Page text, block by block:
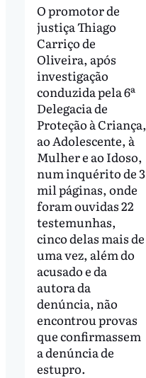
O promotor de
justiça Thiago
Carriço de
Oliveira, após
investigação
conduzida pela 6ª
Delegacia de
Proteção à Criança,
ao Adolescente, à
Mulher e ao Idoso,
num inquérito de 3
mil páginas, onde
foram ouvidas 22
testemunhas,
cinco delas mais de
uma vez, além do
acusado e da
autora da
denúncia, não
encontrou provas
que confirmassem
a denúncia de
estupro.